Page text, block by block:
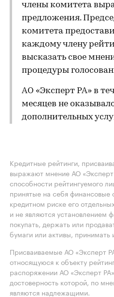
члены комитета
предложения.
комитета
каждому члену
высказать свое
процедуры
АО «Эксперт РА» в
месяцев не
дополнительных
Кредитные рейтинги,
выражают мнение АО «Эксперт
способности рейтингуемого
принятые на себя финансовые
кредитном риске его
и не являются установлением
покупать, держать или
бумаги или активы,
Присваиваемые АО «Эксперт
относящуюся к объекту
распоряжении АО «Эксперт
достоверность которой, по
являются надлежащими.